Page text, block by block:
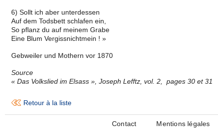
6) Sollt ich aber unterdessen
Auf dem Todsbett schlafen ein,
So pflanz du auf meinem Grabe
Eine Blum Vergissnichtmein ! »
Gebweiler und Mothern vor 1870
Source
« Das Volkslied im Elsass », Joseph Lefftz, vol. 2, pages 30 et 31
Retour à la liste
Contact Mentions légales